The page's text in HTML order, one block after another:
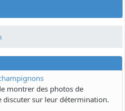
montrer des photos de
discuter sur leur détermination.